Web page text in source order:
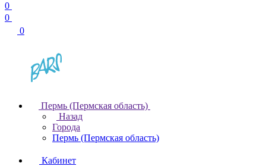
0
0
0
Пермь (Пермская область)
Назад
Города
Пермь (Пермская область)
Кабинет